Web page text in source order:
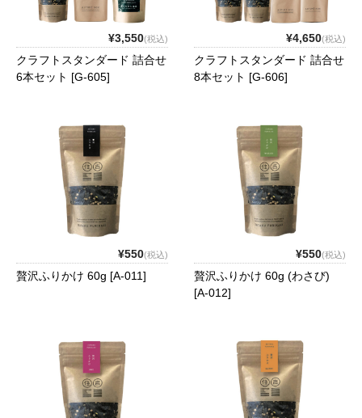
¥3,550(税込)
クラフトスタンダード 詰合せ
6本セット [G-605]
¥4,650(税込)
クラフトスタンダード 詰合せ
8本セット [G-606]
¥550(税込)
贅沢ふりかけ 60g [A-011]
¥550(税込)
贅沢ふりかけ 60g (わさび)
[A-012]